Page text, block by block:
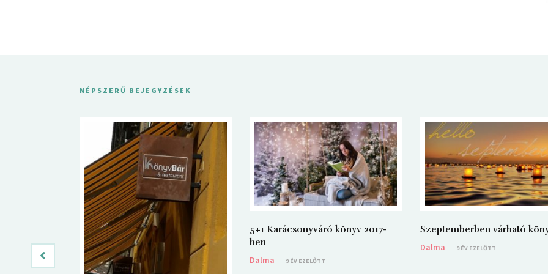
NÉPSZERŰ BEJEGYZÉSEK
5+1 Karácsonyváró könyv 2017-
ben
Dalma
9 ÉV EZELŐTT
Szeptemberben várható
Dalma
9 ÉV EZELŐTT